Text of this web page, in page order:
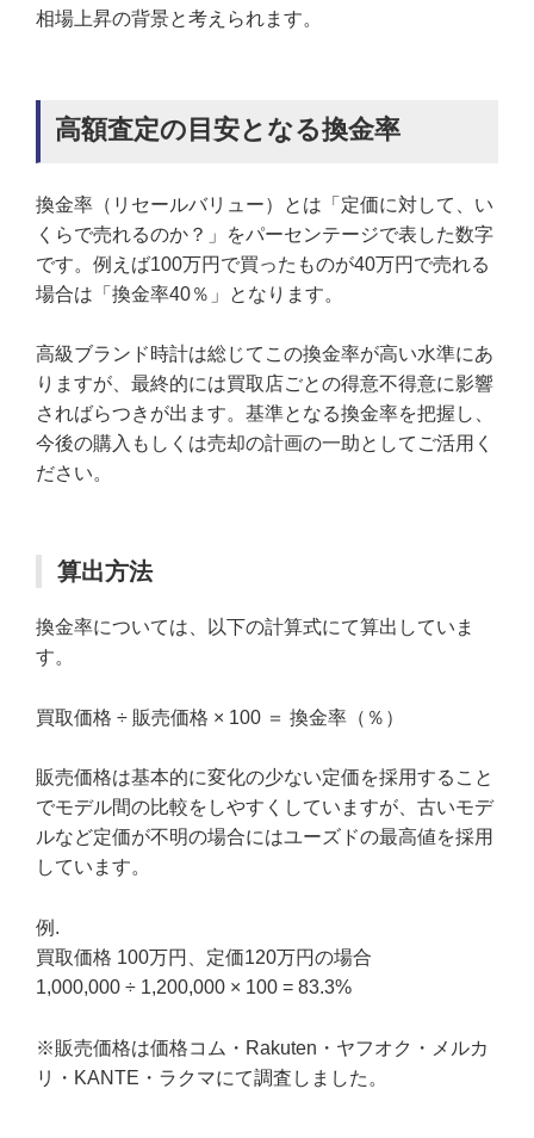
相場上昇の背景と考えられます。
高額査定の目安となる換金率
換金率（リセールバリュー）とは「定価に対して、い
くらで売れるのか？」をパーセンテージで表した数字
です。例えば100万円で買ったものが40万円で売れる
場合は「換金率40％」となります。
高級ブランド時計は総じてこの換金率が高い水準にあ
りますが、最終的には買取店ごとの得意不得意に影響
さればらつきが出ます。基準となる換金率を把握し、
今後の購入もしくは売却の計画の一助としてご活用く
ださい。
算出方法
換金率については、以下の計算式にて算出していま
す。
買取価格 ÷ 販売価格 × 100 ＝ 換金率（％）
販売価格は基本的に変化の少ない定価を採用すること
でモデル間の比較をしやすくしていますが、古いモデ
ルなど定価が不明の場合にはユーズドの最高値を採用
しています。
例.
買取価格 100万円、定価120万円の場合
1,000,000 ÷ 1,200,000 × 100 = 83.3%
※販売価格は価格コム・Rakuten・ヤフオク・メルカ
リ・KANTE・ラクマにて調査しました。